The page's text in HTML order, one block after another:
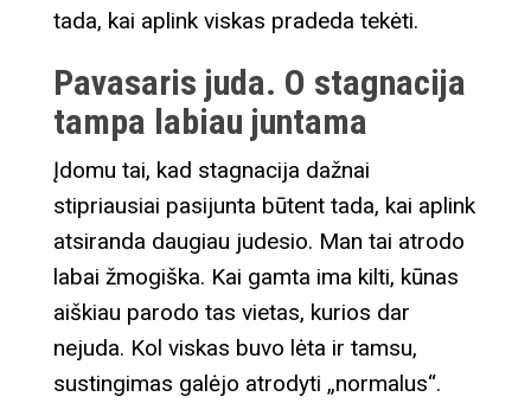
tada, kai aplink viskas pradeda tekėti.
Pavasaris juda. O stagnacija
tampa labiau juntama
Įdomu tai, kad stagnacija dažnai
stipriausiai pasijunta būtent tada, kai aplink
atsiranda daugiau judesio. Man tai atrodo
labai žmogiška. Kai gamta ima kilti, kūnas
aiškiau parodo tas vietas, kurios dar
nejuda. Kol viskas buvo lėta ir tamsu,
sustingimas galėjo atrodyti „normalus“.